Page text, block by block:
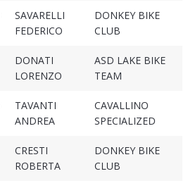
SAVARELLI
FEDERICO
DONKEY BIKE
CLUB
DONATI
LORENZO
ASD LAKE BIKE
TEAM
TAVANTI
ANDREA
CAVALLINO
SPECIALIZED
CRESTI
ROBERTA
DONKEY BIKE
CLUB